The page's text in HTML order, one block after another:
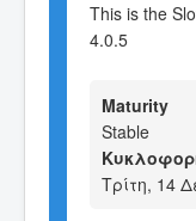
This is the
4.0.5
Maturity
Stable
Τρίτη, 14